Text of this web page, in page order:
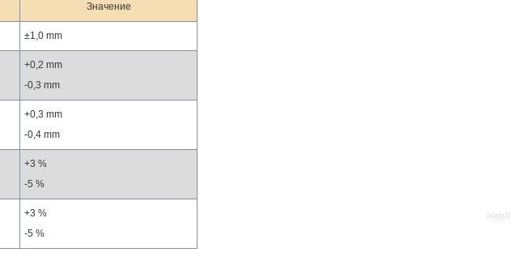
Значение
±1,0 mm
+0,2 mm
-0,3 mm
+0,3 mm
-0,4 mm
+3 %
-5 %
+3 %
-5 %